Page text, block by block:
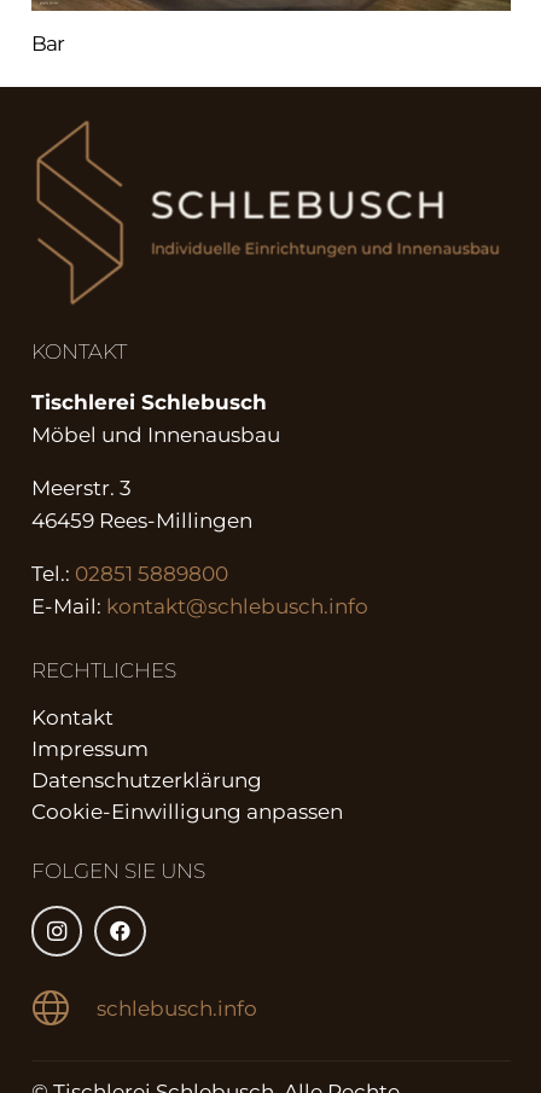
Bar
KONTAKT
Tischlerei Schlebusch
Möbel und Innenausbau
Meerstr. 3
46459 Rees-Millingen
Tel.: 02851 5889800
E-Mail: kontakt@schlebusch.info
RECHTLICHES
Kontakt
Impressum
Datenschutzerklärung
Cookie-Einwilligung anpassen
FOLGEN SIE UNS
schlebusch.info